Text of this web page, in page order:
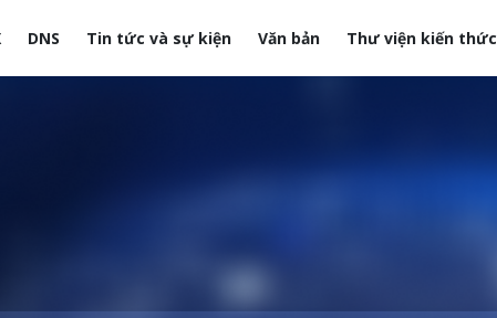
DNS Tin tức và sự kiện Văn bản Thư viện kiến thức